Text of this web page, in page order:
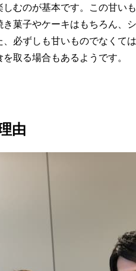
むのが基本です。この甘い
菓子やケーキはもちろん、
必ずしも甘いものでなくて
取る場合もあるようです。
由